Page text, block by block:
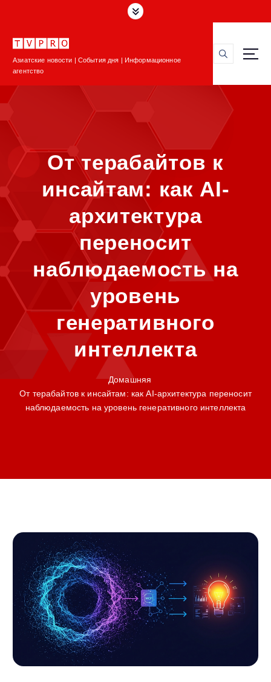
к
Азиатские новости | События дня | Информационное
агентство
От терабайтов к
инсайтам: как AI-
архитектура
переносит
наблюдаемость на
уровень
генеративного
интеллекта
Домашняя
От терабайтов к инсайтам: как AI-архитектура переносит
наблюдаемость на уровень генеративного интеллекта